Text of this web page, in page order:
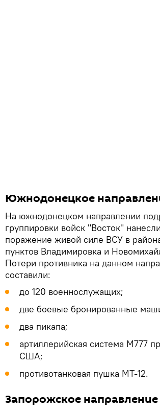
Южнодонецкое
На южнодонецком направлении
группировки войск "Восток"
поражение живой силе ВСУ в
пунктов Владимировка и
Потери противника на данном
составили:
до 120 военнослужащих;
две боевые бронированные
два пикапа;
артиллерийская система М777
США;
противотанковая пушка МТ-12.
Запорожское направление